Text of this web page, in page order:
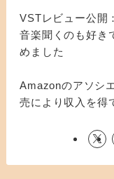
VSTレビュー公開
音楽聞くのも好き
めました
Amazonのアソシ
売により収入を得